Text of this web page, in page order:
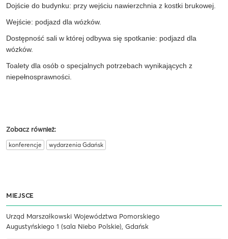
Dojście do budynku: przy wejściu nawierzchnia z kostki brukowej.
Wejście: podjazd dla wózków.
Dostępność sali w której odbywa się spotkanie: podjazd dla
wózków.
Toalety dla osób o specjalnych potrzebach wynikających z
niepełnosprawności.
Zobacz również:
konferencje wydarzenia Gdańsk
MIEJSCE
Urząd Marszałkowski Województwa Pomorskiego
Augustyńskiego 1 (sala Niebo Polskie), Gdańsk